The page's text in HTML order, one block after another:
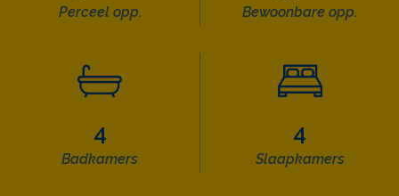
Perceel opp. Bewoonbare opp.
4
Badkamers
4
Slaapkamers